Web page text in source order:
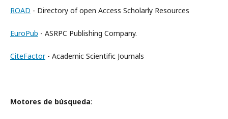
ROAD - Directory of open Access Scholarly Resources
EuroPub - ASRPC Publishing Company.
CiteFactor- Academic Scientific Journals
Motores de búsqueda: